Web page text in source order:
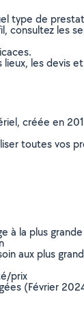
type de
consultez les
les devis
créée en
toutes vos
la plus
aux plus
prix
(Février